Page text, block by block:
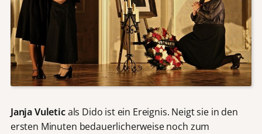
Janja Vuleticals Dido ist ein Ereignis. Neigt sie in den
ersten Minuten bedauerlicherweise noch zum